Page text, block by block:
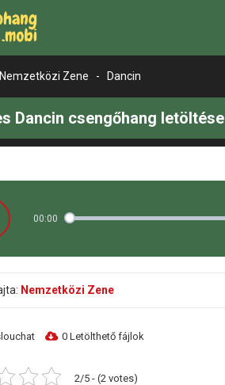
Nemzetközi Zene - Dancin
Dancin csengőhang letöltése
00:00
Nemzetközi Zene
0 Letölthető fájlok
2/5 - (2 votes)